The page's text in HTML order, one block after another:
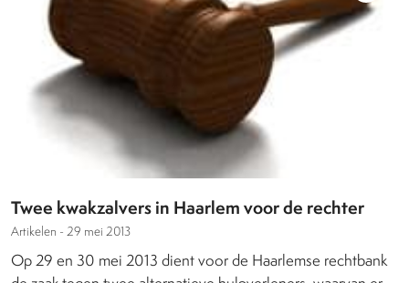
Twee kwakzalvers in Haarlem voor de rechter
Artikelen - 29 mei 2013
Op 29 en 30 mei 2013 dient voor de Haarlemse rechtbank